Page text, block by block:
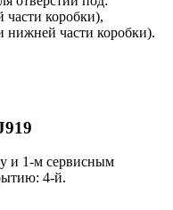
коробки),
нижней части коробки).
и 1-м сервисным
4-й.